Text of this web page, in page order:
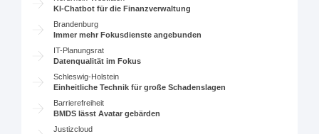
KI-Chatbot für die Finanzverwaltung
Brandenburg
Immer mehr Fokusdienste angebunden
IT-Planungsrat
Datenqualität im Fokus
Schleswig-Holstein
Einheitliche Technik für große Schadenslagen
Barrierefreiheit
BMDS lässt Avatar gebärden
Justizcloud